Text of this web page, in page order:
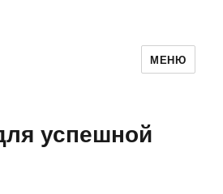
МЕНЮ
успешной